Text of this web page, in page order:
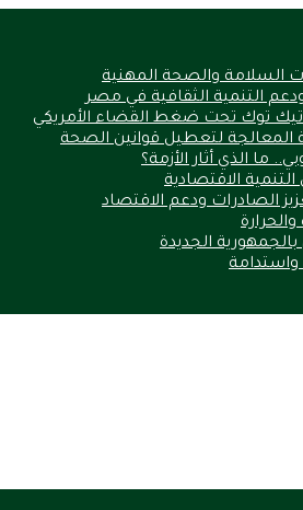
السلامة والصحة المهنية
التنمية الثقافية في مصر
توك تحت ضغط القضاء الأمريكي
ما الذي أثار الأزمة؟
الاقتصادية
الصادرات ودعم الاقتصاد
الجديدة
واستدامة